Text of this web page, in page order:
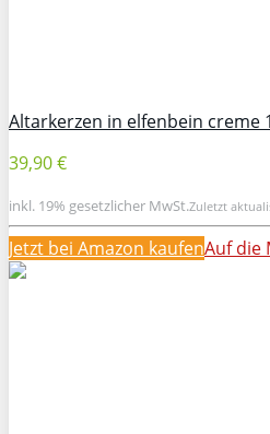
Altarkerzen in elfenbein creme
39,90 €
inkl. 19% gesetzlicher MwSt.Zuletzt
Jetzt bei Amazon kaufenAuf die